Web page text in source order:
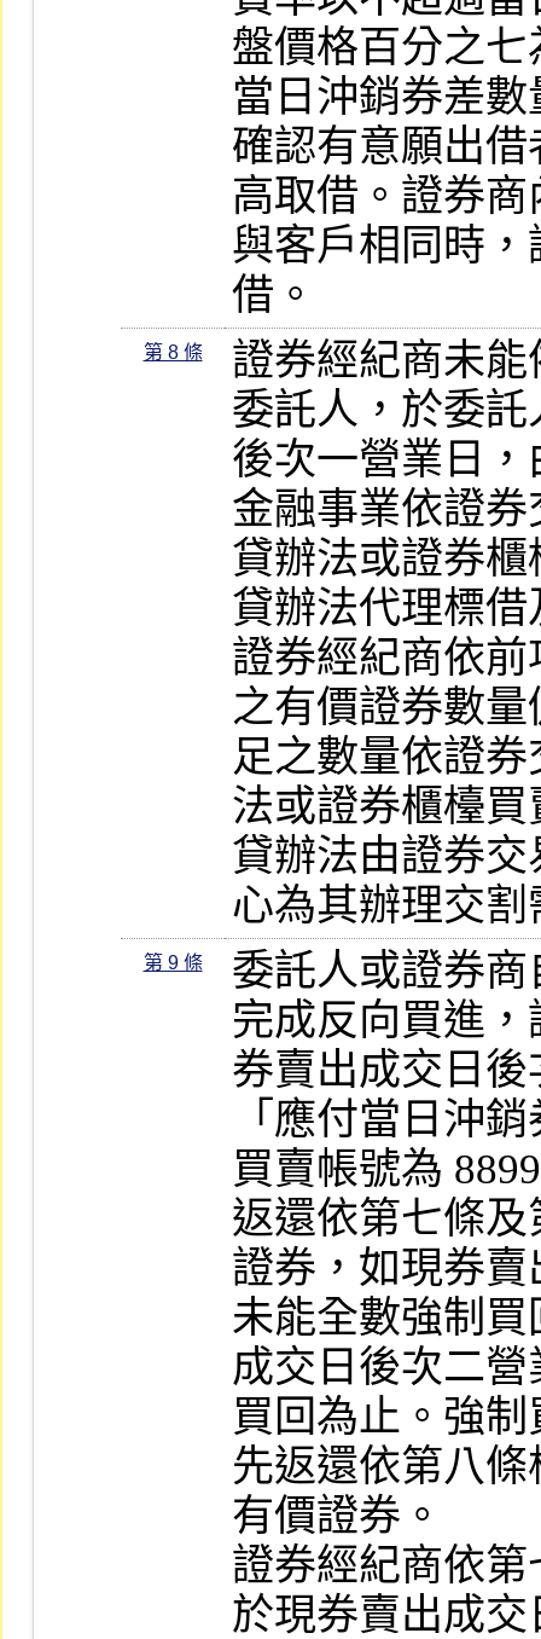
盤價格百分之
當日沖銷券差
確認有意願出
高取借。證券
與客戶相同時
借。
第 8 條
證券經紀商未
委託人，於委
後次一營業日
金融事業依證
貸辦法或證券
貸辦法代理標借
證券經紀商依
之有價證券數
足之數量依證
法或證券櫃檯
貸辦法由證券
心為其辦理交
第 9 條
委託人或證券
完成反向買進
券賣出成交日
「應付當日沖
買賣帳號為
返還依第七條
證券，如現券
未能全數強制
成交日後次二
買回為止。強
先返還依第八
有價證券。
證券經紀商依
於現券賣出成